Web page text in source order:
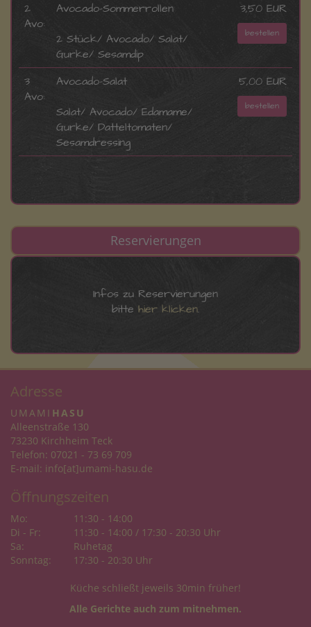
2
Avo:
Avocado-Sommerrollen
2 Stück/ Avocado/ Salat/
Gurke/ Sesamdip
3,50 EUR
bestellen
3
Avo:
Avocado-Salat
Salat/ Avocado/ Edamame/
Gurke/ Datteltomaten/
Sesamdressing
5,00 EUR
bestellen
Reservierungen
Infos zu Reservierungen
bitte hier klicken.
Adresse
UMAMI HASU
Alleenstraße 130
73230 Kirchheim Teck
Telefon: 07021 - 73 69 709
E-mail: info[at]umami-hasu.de
Öffnungszeiten
Mo:
11:30 - 14:00
Di - Fr:
11:30 - 14:00 / 17:30 - 20:30 Uhr
Sa:
Ruhetag
Sonntag:
17:30 - 20:30 Uhr
Küche schließt jeweils 30min früher!
Alle Gerichte auch zum mitnehmen.